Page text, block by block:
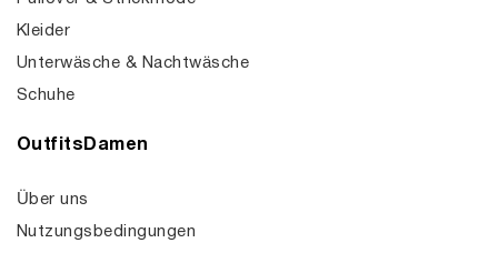
Kleider
Unterwäsche & Nachtwäsche
Schuhe
OutfitsDamen
Über uns
Nutzungsbedingungen